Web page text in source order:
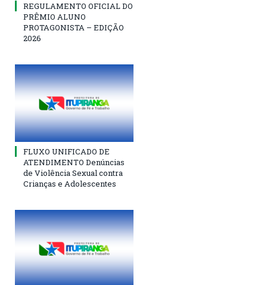
REGULAMENTO OFICIAL DO
PRÊMIO ALUNO
PROTAGONISTA – EDIÇÃO
2026
FLUXO UNIFICADO DE
ATENDIMENTO Denúncias
de Violência Sexual contra
Crianças e Adolescentes